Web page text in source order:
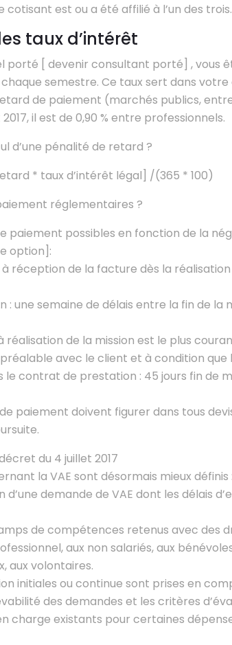
cotisant est ou a été affilié à l’un des trois.
taux d’intérêt
porté [ devenir consultant porté] , vous
semestre. Ce taux sert dans
de paiement (marchés publics,
il est de 0,90 % entre professionnels.
d’une pénalité de retard ?
* taux d’intérêt légal] /(365 * 100)
réglementaires ?
paiement possibles en fonction de la
option]:
réception de la facture dès la
: une semaine de délais entre la fin de la
réalisation de la mission est le plus
préalable avec le client et à condition
le contrat de prestation : 45 jours fin de
paiement doivent figurer dans tous
du 4 juillet 2017
la VAE sont désormais mieux définis :
d’une demande de VAE dont les délais
de compétences retenus avec des
aux non salariés, aux
aux volontaires.
initiales ou continue sont prises en
des demandes et les critères
charge existants pour certaines